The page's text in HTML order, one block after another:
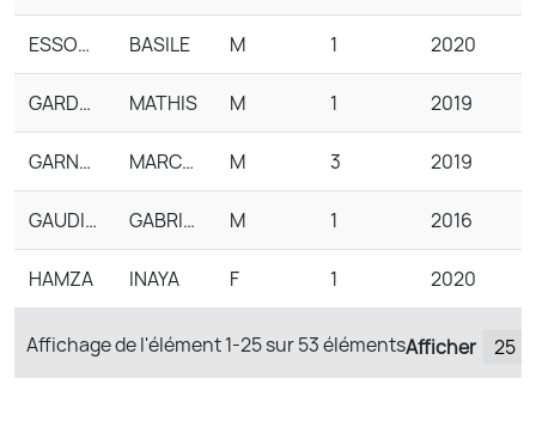
ESSON MONCEL BASILE M 1 2020
GARDON MATHIS M 1 2019
GARNAUD MARCEAU M 3 2019
GAUDILLAT GABRIEL M 1 2016
HAMZA INAYA F 1 2020
Affichage de l'élément1-25sur53élémentsAfficher